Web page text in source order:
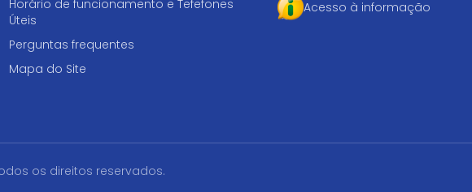
Horário de funcionamento e Tefefones
Úteis
Perguntas frequentes
Mapa do Site
Acesso à informação
os direitos reservados.